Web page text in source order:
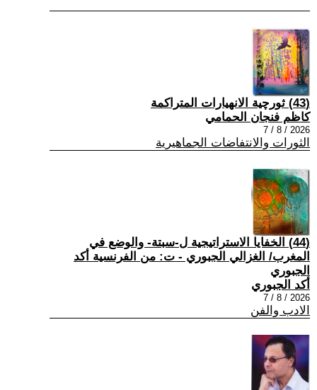
(43) ثورچية الانهيارات المتراكمة
كاظم فنجان الحمامي
2026 / 8 / 7
الثورات والانتفاضات الجماهيرية
(44) الخفايا الاستراتيجية ل-سبتة- والوضع في
المغرب/ الغزالي الجبوري - ت: من الفرنسية أكد
الجبوري
أكد الجبوري
2026 / 8 / 7
الادب والفن